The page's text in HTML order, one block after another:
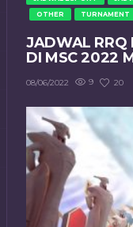
OTHER
TURNAMENT
JADWAL RRQ
DI MSC 2022
08/06/2022 9 20